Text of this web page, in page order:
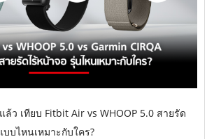
ล้ว เทียบ Fitbit Air vs WHOOP 5.0 สายรัด
บไหนเหมาะกับใคร?